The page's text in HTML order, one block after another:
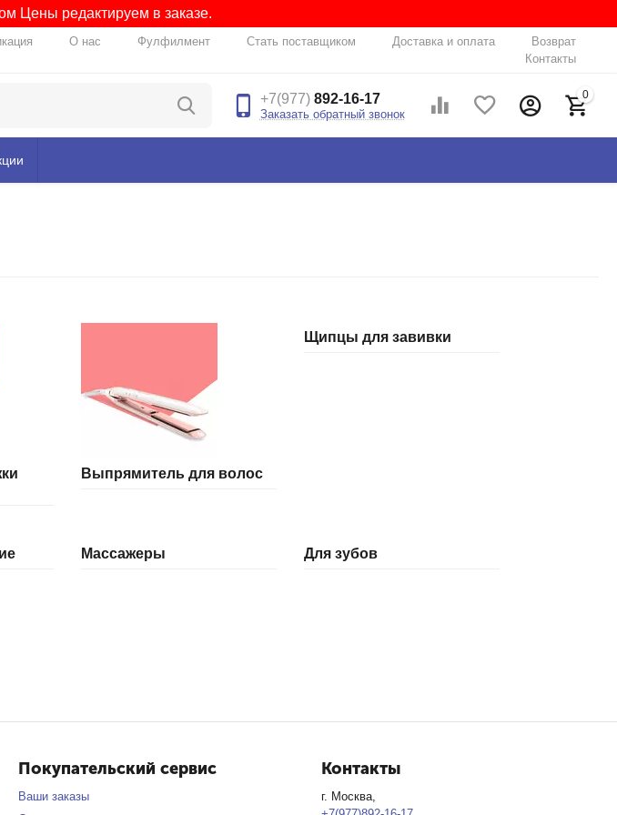
Цены редактируем в заказе.
О нас Фулфилмент Стать поставщиком Доставка и оплата
Возврат
Контакты
+7(977)892-16-17
Заказать обратный звонок
0
Выпрямитель для волос
Щипцы для завивки
Массажеры Для зубов
Покупательский сервис
Ваши заказы
Контакты
г. Москва,